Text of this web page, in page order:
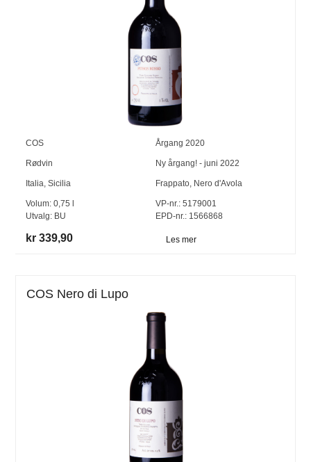
COS Årgang 2020
Rødvin Ny årgang! - juni 2022
Italia,Sicilia Frappato, Nero d'Avola
Volum:0,75
Utvalg: BU
VP-nr.:5179001
EPD-nr.: 1566868
kr 339,90 Les mer
COS Nero di Lupo